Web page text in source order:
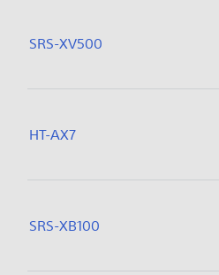
SRS-XV500
HT-AX7
SRS-XB100